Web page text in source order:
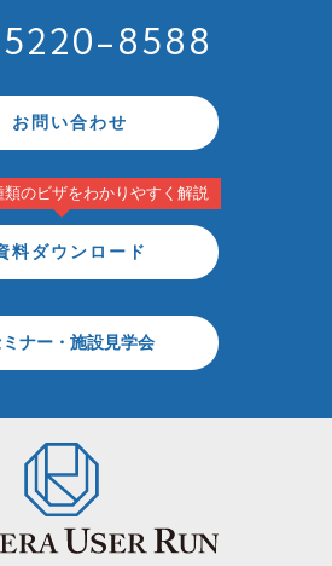
8588
お問い合わせ
のビザをわかりやすく解説
料ダウンロード
ナー・施設見学会